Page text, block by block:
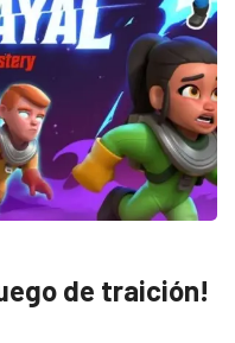
de traición!